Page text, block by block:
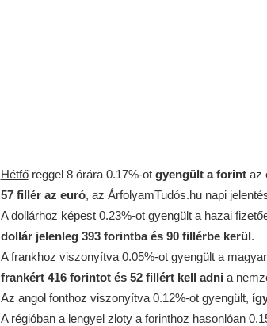
Hétfőreggel 8 órára 0.17%-ot gyengült a forintaz
57 fillér az euró, az ÁrfolyamTudós.hu napi
A dollárhoz képest 0.23%-ot gyengült a hazai
dollár jelenleg 393 forintba és 90 fillérbe kerül.
A frankhoz viszonyítva 0.05%-ot gyengült a
frankért 416 forintot és 52 fillért kell adni a
Az angol fonthoz viszonyítva 0.12%-ot gyengült,
A régióban a lengyel zloty a forinthoz hasonlóan